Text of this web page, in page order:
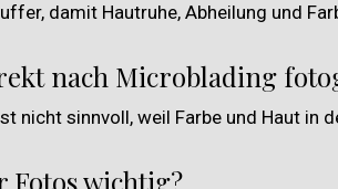
damit Hautruhe, Abheilung und
nach Microblading
nicht sinnvoll, weil Farbe und Haut in
Fotos wichtig?